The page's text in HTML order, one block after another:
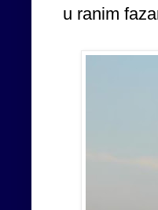
u ranim